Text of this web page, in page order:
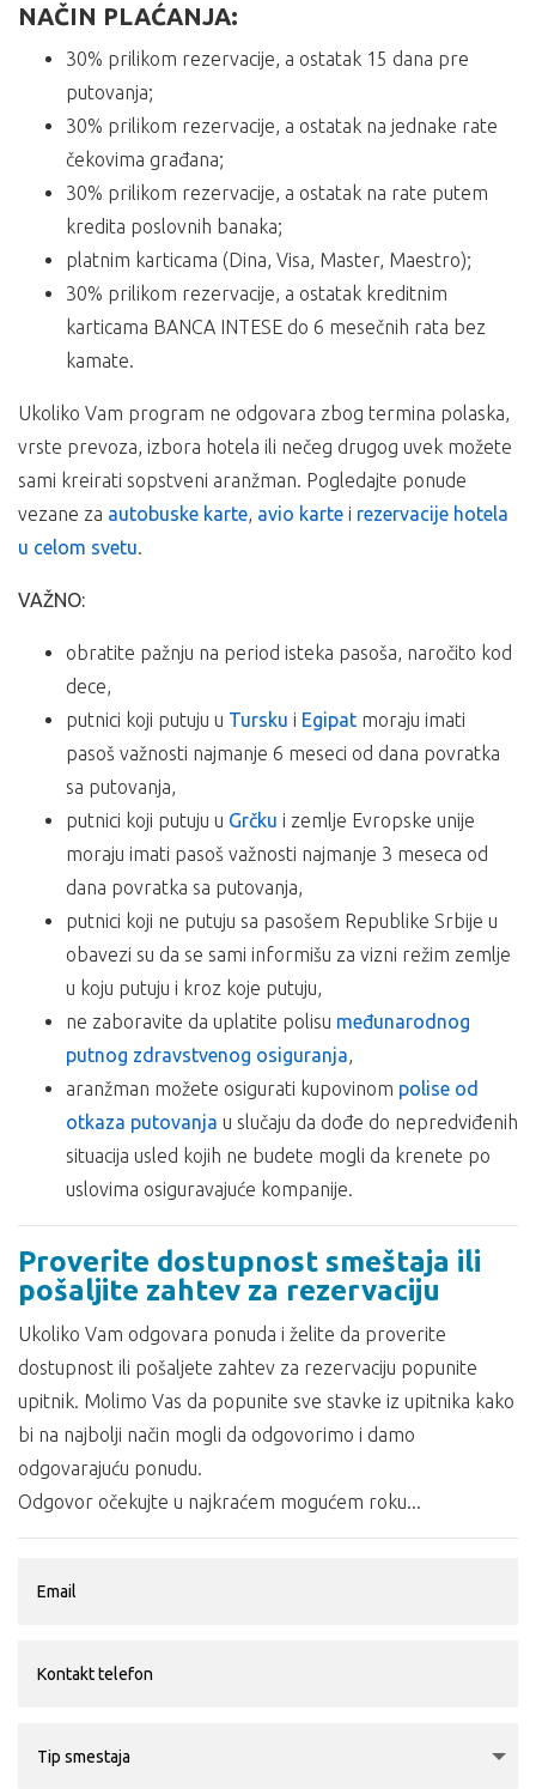
NAČIN PLAĆANJA:
30% prilikom rezervacije, a ostatak 15 dana pre
putovanja;
30% prilikom rezervacije, a ostatak na jednake rate
čekovima građana;
30% prilikom rezervacije, a ostatak na rate putem
kredita poslovnih banaka;
platnim karticama (Dina, Visa, Master, Maestro);
30% prilikom rezervacije, a ostatak kreditnim
karticama BANCA INTESE do 6 mesečnih rata bez
kamate.
Ukoliko Vam program ne odgovara zbog termina polaska,
vrste prevoza, izbora hotela ili nečeg drugog uvek možete
sami kreirati sopstveni aranžman. Pogledajte ponude
vezane za autobuske karte, avio karte i rezervacije hotela
u celom svetu.
VAŽNO:
obratite pažnju na period isteka pasoša, naročito kod
dece,
putnici koji putuju u Tursku i Egipat moraju imati
pasoš važnosti najmanje 6 meseci od dana povratka
sa putovanja,
putnici koji putuju u Grčku i zemlje Evropske unije
moraju imati pasoš važnosti najmanje 3 meseca od
dana povratka sa putovanja,
putnici koji ne putuju sa pasošem Republike Srbije u
obavezi su da se sami informišu za vizni režim zemlje
u koju putuju i kroz koje putuju,
ne zaboravite da uplatite polisu međunarodnog
putnog zdravstvenog osiguranja,
aranžman možete osigurati kupovinom polise od
otkaza putovanja u slučaju da dođe do nepredviđenih
situacija usled kojih ne budete mogli da krenete po
uslovima osiguravajuće kompanije.
Proverite dostupnost smeštaja ili
pošaljite zahtev za rezervaciju
Ukoliko Vam odgovara ponuda i želite da proverite
dostupnost ili pošaljete zahtev za rezervaciju popunite
upitnik. Molimo Vas da popunite sve stavke iz upitnika kako
bi na najbolji način mogli da odgovorimo i damo
odgovarajuću ponudu.
Odgovor očekujte u najkraćem mogućem roku...